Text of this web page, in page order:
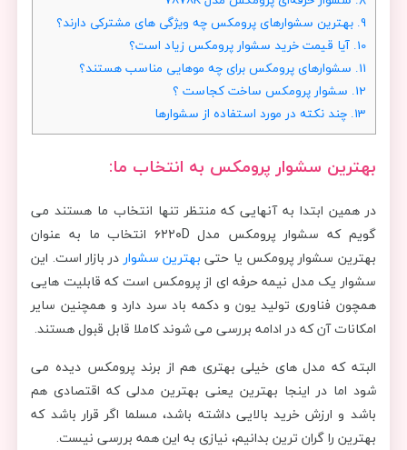
9. بهترین سشوارهای پرومکس چه ویژگی های مشترکی دارند؟
10. آیا قیمت خرید سشوار پرومکس زیاد است؟
11. سشوارهای پرومکس برای چه موهایی مناسب هستند؟
12. سشوار پرومکس ساخت کجاست ؟
13. چند نکته در مورد استفاده از سشوارها
بهترین سشوار پرومکس به انتخاب ما:
در همین ابتدا به آنهایی که منتظر تنها انتخاب ما هستند می
گویم که سشوار پرومکس مدل ۶۲۲۰D انتخاب ما به عنوان
بهترین سشوار پرومکس یا حتی بهترین سشواردر بازار است. این
سشوار یک مدل نیمه حرفه ای از پرومکس است که قابلیت هایی
همچون فناوری تولید یون و دکمه باد سرد دارد و همچنین سایر
امکانات آن که در ادامه بررسی می شوند کاملا قابل قبول هستند.
البته که مدل های خیلی بهتری هم از برند پرومکس دیده می
شود اما در اینجا بهترین یعنی بهترین مدلی که اقتصادی هم
باشد و ارزش خرید بالایی داشته باشد، مسلما اگر قرار باشد که
بهترین را گران ترین بدانیم، نیازی به این همه بررسی نیست.